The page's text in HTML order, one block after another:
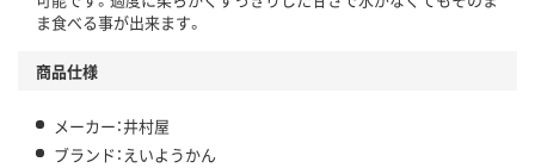
アスクル商品環境スコア詳細／加点項目 」で確認できます。
ま食べる事が出来ます。
商品仕様
メーカー：井村屋
ブランド：えいようかん